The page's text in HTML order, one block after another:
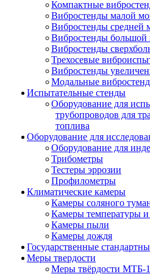
Компактные
Вибростенды малой
Вибростенды средней
Вибростенды большой
Вибростенды
Трехосевые
Вибростенды
Модальные
Испытательные стенды
Оборудование для
трубопроводов для
топлива
Оборудование для
Оборудование для
Трибометры
Тестеры эррозии
Профилометры
Климатические камеры
Камеры соляного
Камеры температуры
Камеры пыли
Камеры дождя
Государственные
Меры твердости
Меры твёрдости МТБ-